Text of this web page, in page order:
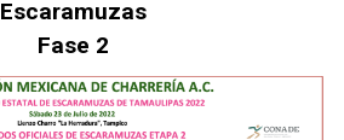
Escaramuzas
Fase 2